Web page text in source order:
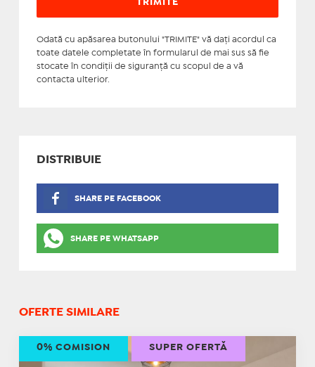
Odată cu apăsarea butonului "TRIMITE" vă daţi acordul ca
toate datele completate în formularul de mai sus să fie
stocate în condiţii de siguranţă cu scopul de a vă
contacta ulterior.
DISTRIBUIE
SHARE PE FACEBOOK
SHARE PE WHATSAPP
OFERTE SIMILARE
0% COMISION SUPER OFERTĂ